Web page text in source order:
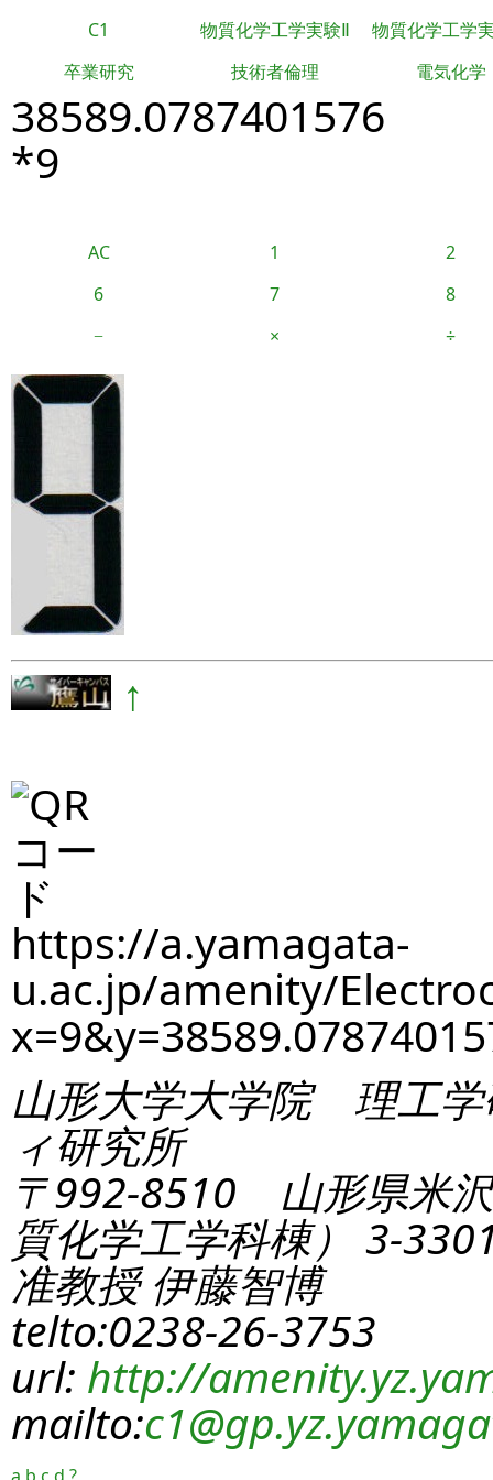
C1 物質化学工学実験Ⅱ
物質化学工学
卒業研究
技術者倫理 電気化学
38589.0787401576
*9
AC 1
2
6
7
8
−
× ÷
↑
https://a.yamagata-
u.ac.jp/amenity/
山形大学大学院 理工学
ィ研究所
〒992-8510 山形県米
質化学工学科棟） 3-
准教授 伊藤智博
telto:0238-26-3753
url: http://
mailto:c1